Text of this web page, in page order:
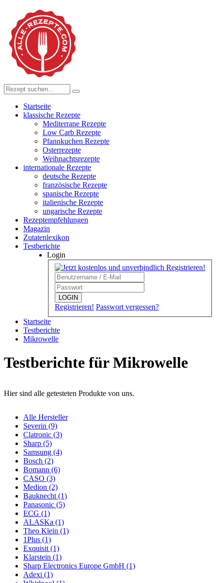
Startseite
klassische Rezepte
Mediterrane Rezepte
Low Carb Rezepte
Pfannkuchen Rezepte
Osterrezepte
Weihnachtsrezepte
internationale Rezepte
deutsche Rezepte
französische Rezepte
spanische Rezepte
italienische Rezepte
ungarische Rezepte
Rezeptempfehlungen
Magazin
Zutatenlexikon
Testberichte
Login
LOGIN
Registrieren! Passwort vergessen?
Startseite
Testberichte
Mikrowelle
Testberichte für Mikrowelle
Hier sind alle getesteten Produkte von uns.
Alle Hersteller
Severin (9)
Clatronic (3)
Sharp (5)
Samsung (4)
Bosch (2)
Bomann (6)
CASO (3)
Medion (2)
Bauknecht (1)
Panasonic (5)
ECG (1)
ALASKa (1)
Theo Klein (1)
1Plus (1)
Exquisit (1)
Klarstein (1)
Sharp Electronics Europe GmbH (1)
Adexi (1)